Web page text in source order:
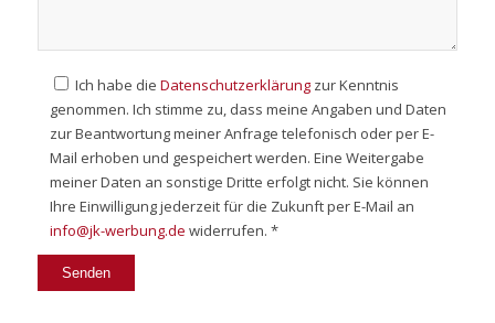
Ich habe die Datenschutzerklärungzur Kenntnis
genommen. Ich stimme zu, dass meine Angaben und Daten
zur Beantwortung meiner Anfrage telefonisch oder per E-
Mail erhoben und gespeichert werden. Eine Weitergabe
meiner Daten an sonstige Dritte erfolgt nicht. Sie können
Ihre Einwilligung jederzeit für die Zukunft per E-Mail an
info@jk-werbung.de widerrufen. *